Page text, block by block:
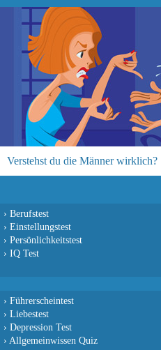
Verstehst du die Männer wirklich?
› Berufstest
› Einstellungstest
› Persönlichkeitstest
› IQ Test
› Führerscheintest
› Liebestest
› Depression Test
› Allgemeinwissen Quiz